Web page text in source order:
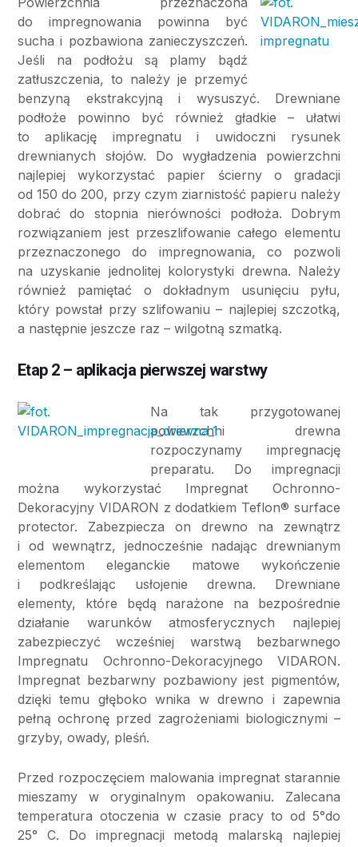
do impregnowania powinna być
sucha i pozbawiona zanieczyszczeń.
Jeśli na podłożu są plamy bądź
zatłuszczenia, to należy je przemyć
benzyną ekstrakcyjną i wysuszyć. Drewniane
podłoże powinno być również gładkie – ułatwi
to aplikację impregnatu i uwidoczni rysunek
drewnianych słojów. Do wygładzenia powierzchni
najlepiej wykorzystać papier ścierny o gradacji
od 150 do 200, przy czym ziarnistość papieru należy
dobrać do stopnia nierówności podłoża. Dobrym
rozwiązaniem jest przeszlifowanie całego elementu
przeznaczonego do impregnowania, co pozwoli
na uzyskanie jednolitej kolorystyki drewna. Należy
również pamiętać o dokładnym usunięciu pyłu,
który powstał przy szlifowaniu – najlepiej szczotką,
a następnie jeszcze raz – wilgotną szmatką.
Etap 2 – aplikacja pierwszej warstwy
Na tak przygotowanej
powierzchni drewna
rozpoczynamy impregnację
preparatu. Do impregnacji
można wykorzystać Impregnat Ochronno-
Dekoracyjny VIDARON z dodatkiem Teflon® surface
protector. Zabezpiecza on drewno na zewnątrz
i od wewnątrz, jednocześnie nadając drewnianym
elementom eleganckie matowe wykończenie
i podkreślając usłojenie drewna. Drewniane
elementy, które będą narażone na bezpośrednie
działanie warunków atmosferycznych najlepiej
zabezpieczyć wcześniej warstwą bezbarwnego
Impregnatu Ochronno-Dekoracyjnego VIDARON.
Impregnat bezbarwny pozbawiony jest pigmentów,
dzięki temu głęboko wnika w drewno i zapewnia
pełną ochronę przed zagrożeniami biologicznymi –
grzyby, owady, pleśń.
Przed rozpoczęciem malowania impregnat starannie
mieszamy w oryginalnym opakowaniu. Zalecana
temperatura otoczenia w czasie pracy to od 5°do
25° C. Do impregnacji metodą malarską najlepiej